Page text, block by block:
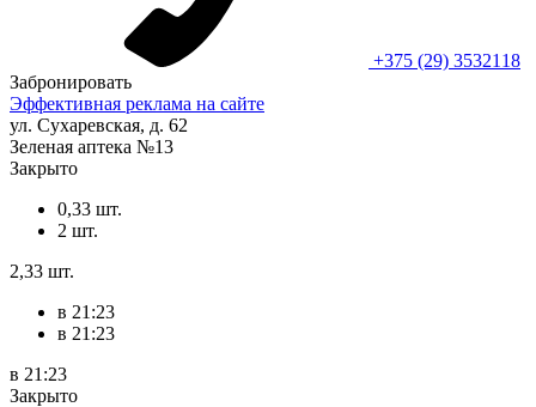
+375 (29) 3532118
Забронировать
Эффективная реклама на сайте
ул. Сухаревская, д. 62
Зеленая аптека №13
Закрыто
0,33 шт.
2 шт.
2,33 шт.
в 21:23
в 21:23
в 21:23
Закрыто